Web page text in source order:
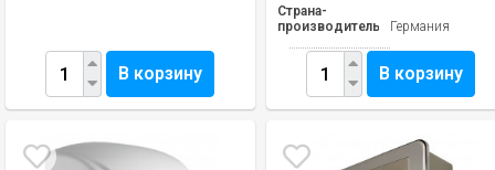
В корзину
Страна-
производитель
Германия
В корзину